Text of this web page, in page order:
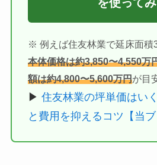
※ 例えば住友林業で延床面積
本体価格は約3,850〜4,550万
額は約4,800〜5,600万円が目
▶ 住友林業の坪単価はい
と費用を抑えるコツ【当ブ